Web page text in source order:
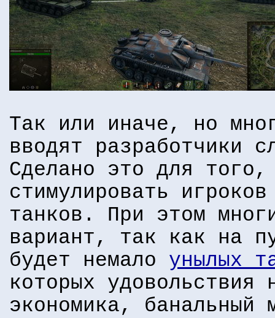
Так или иначе, но
вводят разработчики
Сделано это для того,
стимулировать
танков. При этом
вариант, так как на
будет немало унылых
которых удовольствия
экономика, банальный